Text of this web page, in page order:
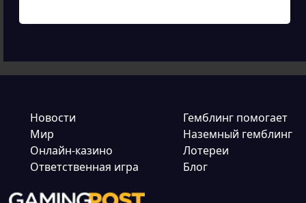
Новости
Мир
Онлайн-казино
Ответственная игра
Гемблинг помогает
Наземный гемблинг
Лотереи
Блог